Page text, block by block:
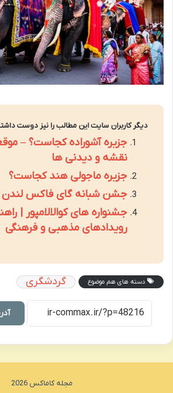
دیگر کاربران سایت این مطالب را نیز دوست
جزیره آشوراده کجاست؟ –
نقشه و دیدنی ها
جزیره ماجولی هند کجاست؟
جشن شبانه گای فاکس لندن
جشنواره های کوالالامپور |
رویدادهای مذهبی و فرهنگی
دسته های هم موضوع گردشگری
مجله کاماکس 2026